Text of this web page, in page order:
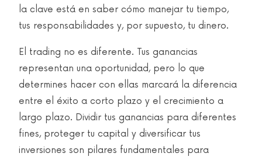
la clave está en saber cómo manejar tu tiempo,
tus responsabilidades y, por supuesto, tu dinero.
El trading no es diferente. Tus ganancias
representan una oportunidad, pero lo que
determines hacer con ellas marcará la diferencia
entre el éxito a corto plazo y el crecimiento a
largo plazo. Dividir tus ganancias para diferentes
fines, proteger tu capital y diversificar tus
inversiones son pilares fundamentales para